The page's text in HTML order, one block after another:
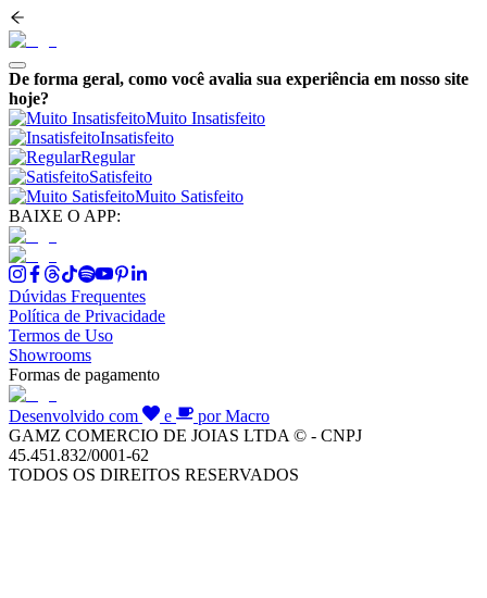
De forma geral, como você avalia sua experiência em nosso site
hoje?
Muito Insatisfeito
Insatisfeito
Regular
Satisfeito
Muito Satisfeito
BAIXE O APP:
Dúvidas Frequentes
Política de Privacidade
Termos de Uso
Showrooms
Formas de pagamento
Desenvolvido com e
por Macro
GAMZ COMERCIO DE JOIAS LTDA © - CNPJ
45.451.832/0001-62
TODOS OS DIREITOS RESERVADOS